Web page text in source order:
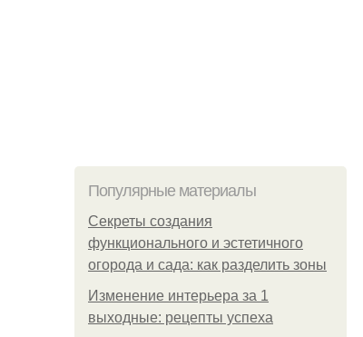
Популярные материалы
Секреты создания
функционального и эстетичного
огорода и сада: как разделить зоны
Изменение интерьера за 1
выходные: рецепты успеха